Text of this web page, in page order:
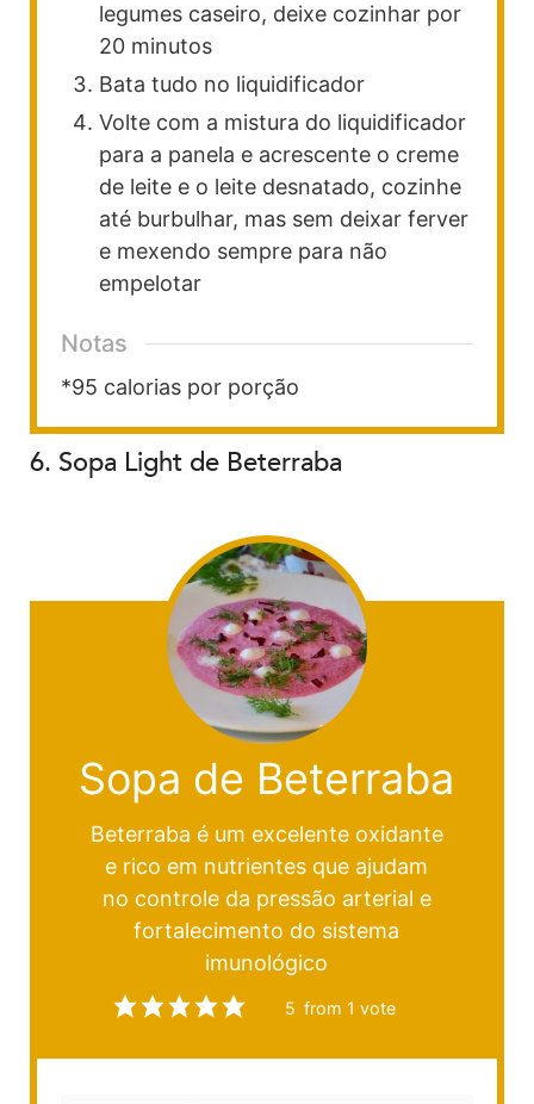
legumes caseiro, deixe cozinhar por
20 minutos
Bata tudo no liquidificador
Volte com a mistura do liquidificador
para a panela e acrescente o creme
de leite e o leite desnatado, cozinhe
até burbulhar, mas sem deixar ferver
e mexendo sempre para não
empelotar
Notas
*95 calorias por porção
6. Sopa Light de Beterraba
Sopa de Beterraba
Beterraba é um excelente oxidante
e rico em nutrientes que ajudam
no controle da pressão arterial e
fortalecimento do sistema
imunológico
5 from 1 vote